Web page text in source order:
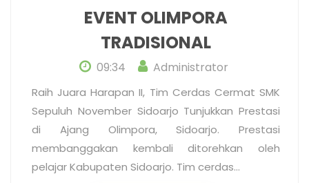
EVENT OLIMPORA
TRADISIONAL
09:34 Administrator
Raih Juara Harapan II, Tim Cerdas Cermat SMK
Sepuluh November Sidoarjo Tunjukkan Prestasi
di Ajang Olimpora, Sidoarjo. Prestasi
membanggakan kembali ditorehkan oleh
pelajar Kabupaten Sidoarjo. Tim cerdas…